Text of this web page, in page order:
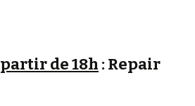
de 18h : Repair